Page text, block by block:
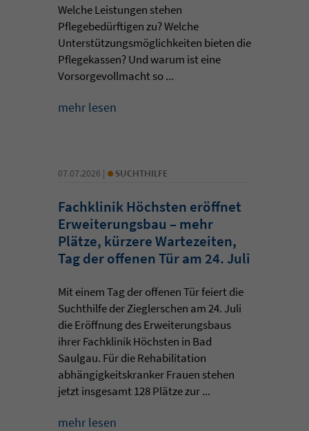
Welche Leistungen stehen
Pflegebedürftigen zu? Welche
Unterstützungsmöglichkeiten bieten die
Pflegekassen? Und warum ist eine
Vorsorgevollmacht so ...
mehr lesen
07.07.2026 | • SUCHTHILFE
Fachklinik Höchsten eröffnet
Erweiterungsbau – mehr
Plätze, kürzere Wartezeiten,
Tag der offenen Tür am 24. Juli
Mit einem Tag der offenen Tür feiert die
Suchthilfe der Zieglerschen am 24. Juli
die Eröffnung des Erweiterungsbaus
ihrer Fachklinik Höchsten in Bad
Saulgau. Für die Rehabilitation
abhängigkeitskranker Frauen stehen
jetzt insgesamt 128 Plätze zur ...
mehr lesen